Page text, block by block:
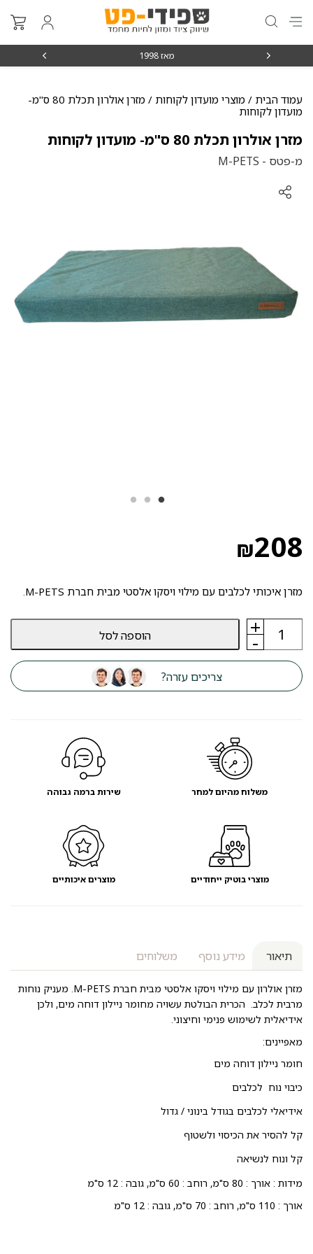
מאז 1998
עמוד הבית / מוצרי מועדון לקוחות
/ מזרן אולרון תכלת 80 ס"מ-
מועדון לקוחות
מזרן אולרון תכלת 80 ס"מ- מועדון לקוחות
מ-פטס - M-PETS
₪208
מזרן איכותי לכלבים עם מילוי ויסקו אלסטי מבית חברת M-PETS.
-
כמות
מזרן
אולרון
תכלת
80
ס"מ-
+ הוספה לסל
צריכים עזרה?
תיאור מידע נוסף משלוחים
מזרן אולרון עם מילוי ויסקו אלסטי מבית חברת M-PETS. מעניק נוחות
מרבית לכלב. הכרית הבולטת עשויה מחומר ניילון דוחה מים, ולכן
אידיאלית לשימוש פנימי וחיצוני.
מאפיינים:
חומר ניילון דוחה מים
כיבוי נוח לכלבים
אידיאלי לכלבים בגודל בינוני / גדול
קל להסיר את הכיסוי ולשטוף
קל ונוח לנשיאה
מידות : אורך : 80 ס"מ, רוחב : 60 ס"מ, גובה : 12 ס"מ
אורך : 110 ס"מ, רוחב : 70 ס"מ, גובה : 12 ס"מ
משלוח מהיום למחר שירות ברמה גבוהה
מוצרי בוטיק ייחודיים מוצרים איכותיים